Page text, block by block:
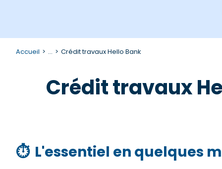
Accueil ... Crédit travaux Hello Bank
Crédit travaux
⏱ L'essentiel en quelques